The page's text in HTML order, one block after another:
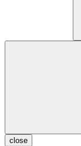
close